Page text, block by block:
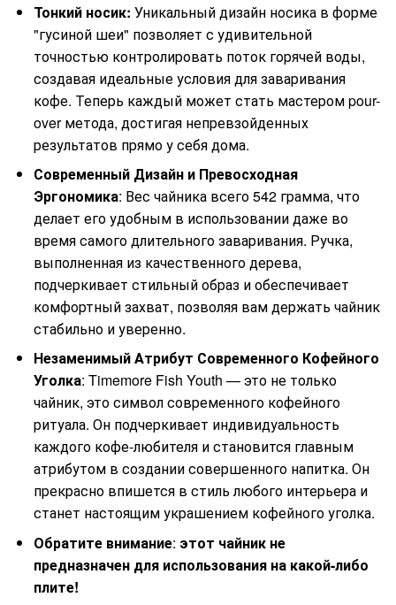
Тонкий носик: Уникальный дизайн носика в форме
"гусиной шеи" позволяет с удивительной
точностью контролировать поток горячей воды,
создавая идеальные условия для заваривания
кофе. Теперь каждый может стать мастером pour-
over метода, достигая непревзойденных
результатов прямо у себя дома.
Современный Дизайн и Превосходная
Эргономика: Вес чайника всего 542 грамма, что
делает его удобным в использовании даже во
время самого длительного заваривания. Ручка,
выполненная из качественного дерева,
подчеркивает стильный образ и обеспечивает
комфортный захват, позволяя вам держать чайник
стабильно и уверенно.
Незаменимый Атрибут Современного Кофейного
Уголка: Timemore Fish Youth — это не только
чайник, это символ современного кофейного
ритуала. Он подчеркивает индивидуальность
каждого кофе-любителя и становится главным
атрибутом в создании совершенного напитка. Он
прекрасно впишется в стиль любого интерьера и
станет настоящим украшением кофейного уголка.
Обратите внимание: этот чайник не
предназначен для использования на какой-либо
плите!